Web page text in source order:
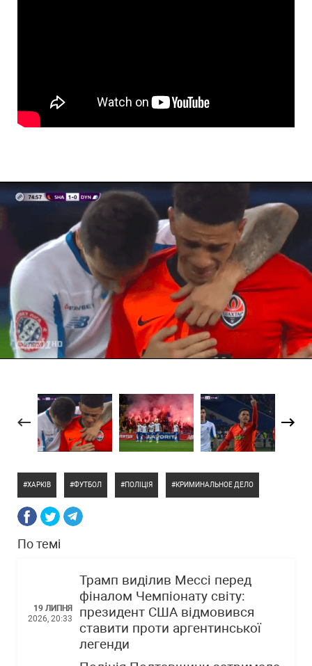
ХАРКІВ ФУТБОЛ ПОЛІЦІЯ КРИМИНАЛЬНОЕ ДЕЛО
По темі
19 ЛИПНЯ
2026, 20:33
Трамп виділив Мессі перед
фіналом Чемпіонату світу:
президент США відмовився
ставити проти аргентинської
легенди